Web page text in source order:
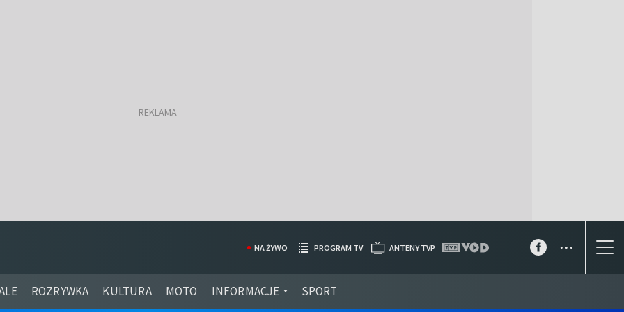
ROZRYWKA KULTURA MOTO INFORMACJE SPORT
NA ŻYWO PROGRAM TV ANTENY TVP ...